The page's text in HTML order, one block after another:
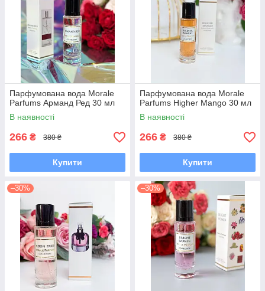
Парфумована вода Morale
Parfums Арманд Ред 30 мл
В наявності
266 ₴ 380 ₴
Купити
Парфумована вода Morale
Parfums Higher Mango 30 мл
В наявності
266 ₴ 380 ₴
Купити
–30% –30%